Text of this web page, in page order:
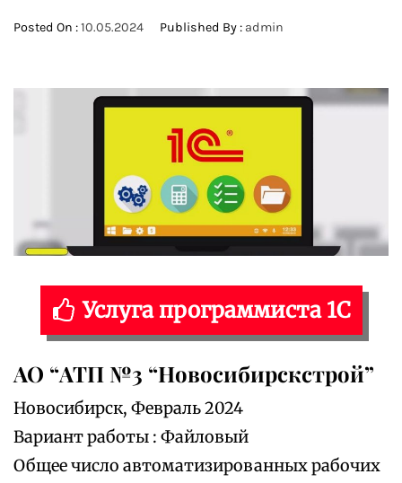
Posted On :10.05.2024 Published By : admin
Услуга программиста 1С
АО “АТП №3 “Новосибирскстрой”
Новосибирск, Февраль 2024
Вариант работы : Файловый
Общее число автоматизированных рабочих